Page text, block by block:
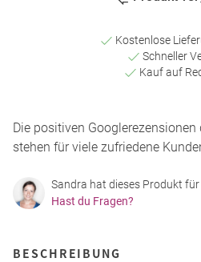
Kostenlose
Schneller
Kauf auf
Die positiven
stehen für viele zufriedene
Sandra hat dieses Produkt für
Hast du Fragen?
BESCHREIBUNG